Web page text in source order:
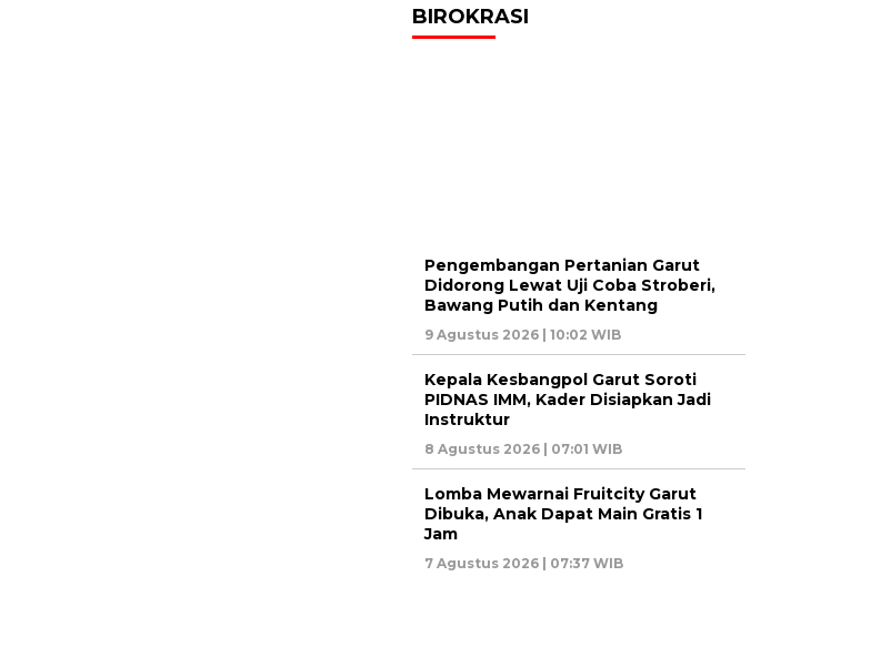
BIROKRASI
Pengembangan Pertanian Garut
Didorong Lewat Uji Coba Stroberi,
Bawang Putih dan Kentang
9 Agustus 2026 | 10:02 WIB
Kepala Kesbangpol Garut Soroti
PIDNAS IMM, Kader Disiapkan Jadi
Instruktur
8 Agustus 2026 | 07:01 WIB
Lomba Mewarnai Fruitcity Garut
Dibuka, Anak Dapat Main Gratis 1
Jam
7 Agustus 2026 | 07:37 WIB